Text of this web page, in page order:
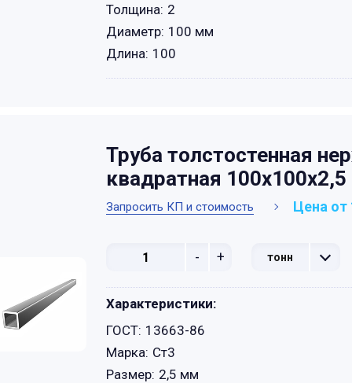
Толщина: 2
Диаметр: 100 мм
Длина: 100
Труба толстостенная
квадратная 100х100х2,5
Запросить КП и стоимость Цена от
- + тонн
Характеристики:
ГОСТ: 13663-86
Марка: Ст3
Размер: 2,5 мм